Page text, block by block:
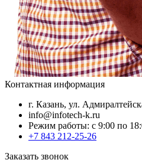
Контактная информация
г. Казань, ул.
info@infotech-k.ru
Режим работы: с 9:00 по
+7 843 212-25-26
Заказать звонок